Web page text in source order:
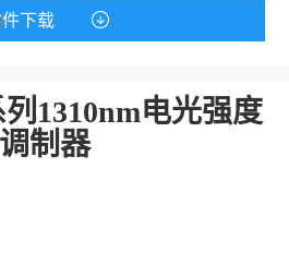
件下载
1310nm电光强度
调制器